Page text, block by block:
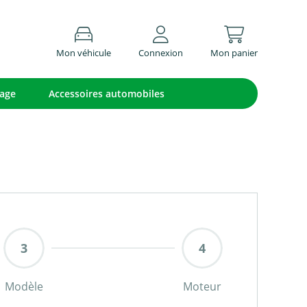
Mon véhicule Connexion Mon panier
Accessoires automobiles
Modèle Moteur